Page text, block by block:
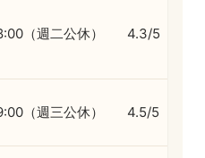
（週二公休） 4.3/5
（週三公休） 4.5/5